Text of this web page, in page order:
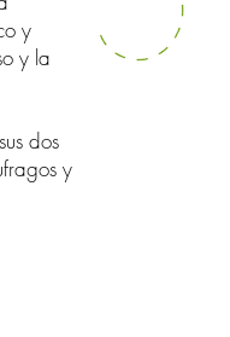
y
y la
dos
y